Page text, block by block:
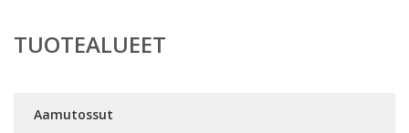
TUOTEALUEET
Aamutossut